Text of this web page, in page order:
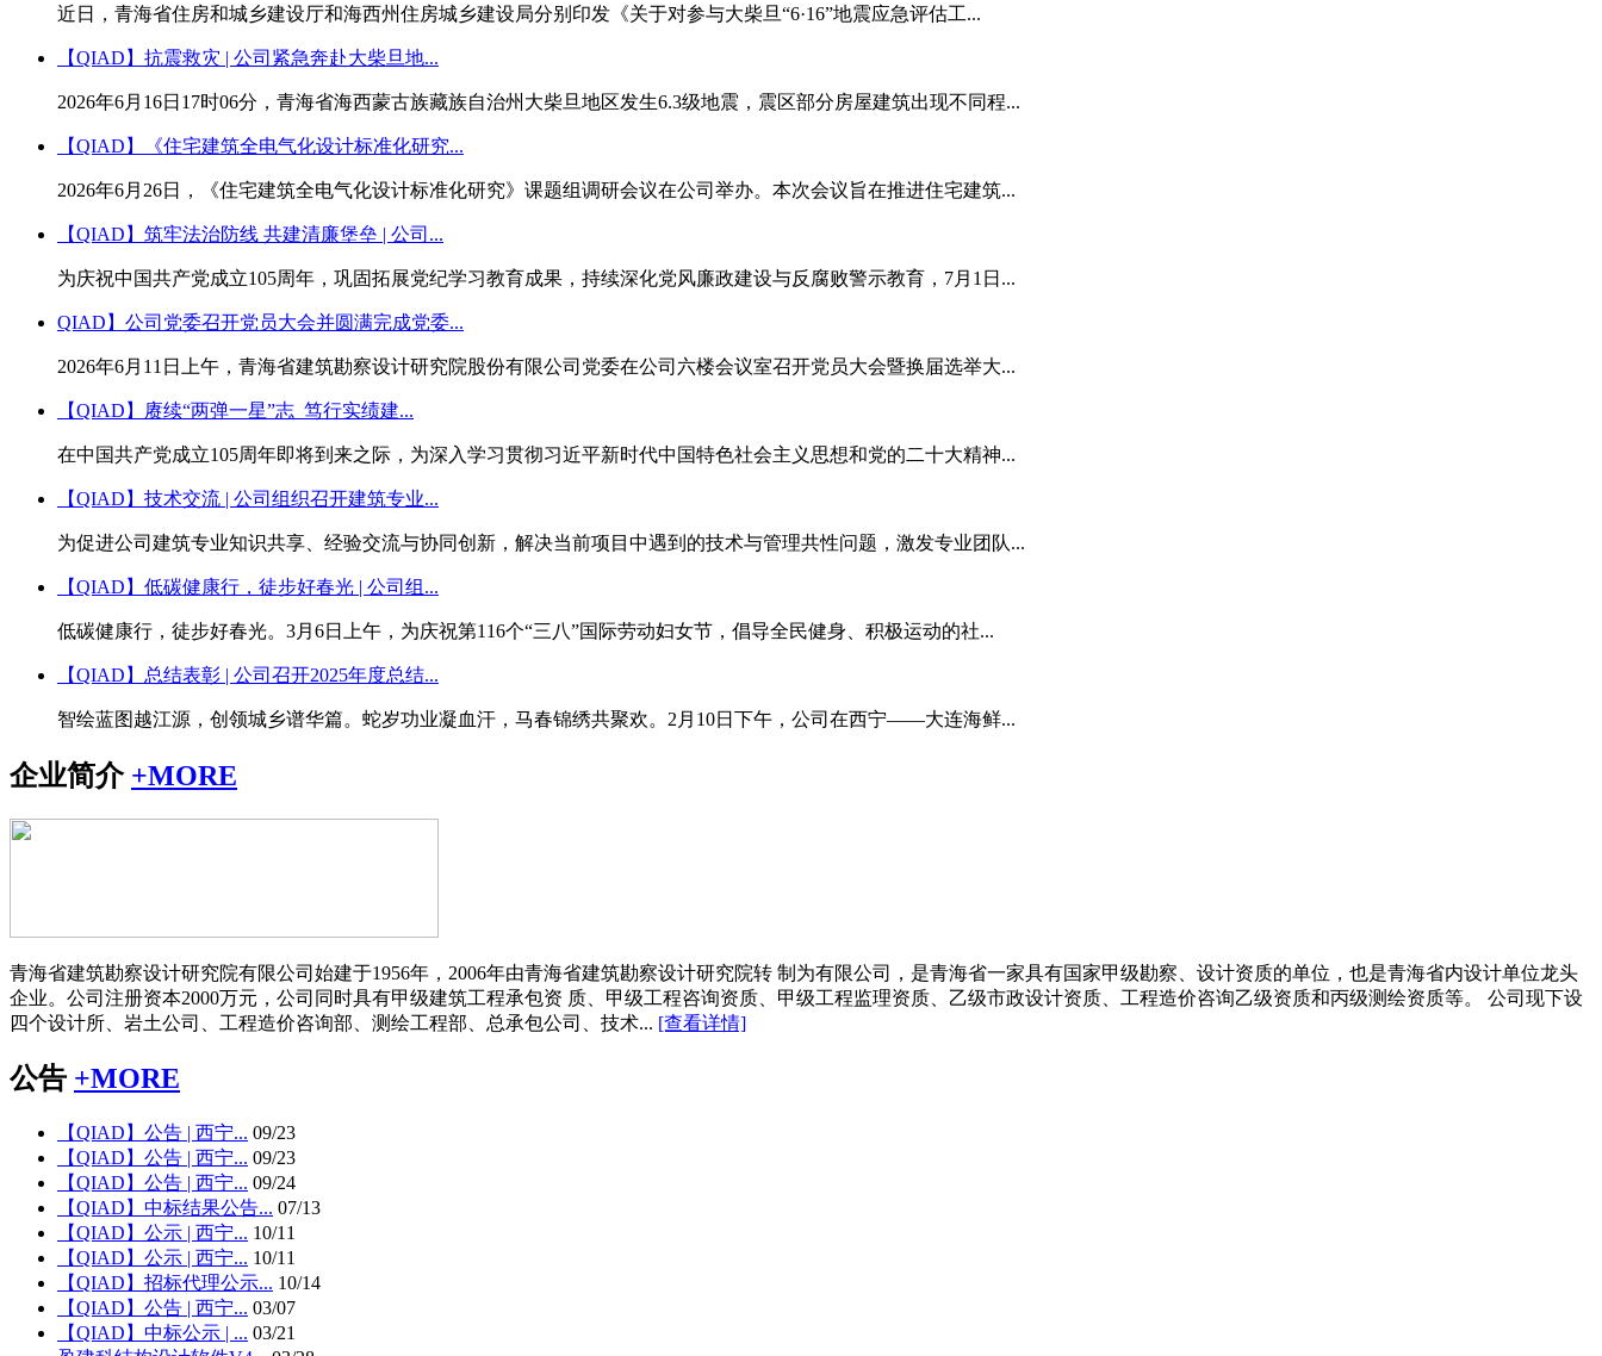
近日，青海省住房和城乡建设厅和海西州住房城乡建设局分别印发《关于对参与大柴旦“6·16”地震应急评估工...
【QIAD】抗震救灾 | 公司紧急奔赴大柴旦地...
2026年6月16日17时06分，青海省海西蒙古族藏族自治州大柴旦地区发生6.3级地震，震区部分房屋建筑出现不同程...
【QIAD】《住宅建筑全电气化设计标准化研究...
2026年6月26日，《住宅建筑全电气化设计标准化研究》课题组调研会议在公司举办。本次会议旨在推进住宅建筑...
【QIAD】筑牢法治防线 共建清廉堡垒 | 公司...
为庆祝中国共产党成立105周年，巩固拓展党纪学习教育成果，持续深化党风廉政建设与反腐败警示教育，7月1日...
QIAD】公司党委召开党员大会并圆满完成党委...
2026年6月11日上午，青海省建筑勘察设计研究院股份有限公司党委在公司六楼会议室召开党员大会暨换届选举大...
【QIAD】赓续“两弹一星”志 笃行实绩建...
在中国共产党成立105周年即将到来之际，为深入学习贯彻习近平新时代中国特色社会主义思想和党的二十大精神...
【QIAD】技术交流 | 公司组织召开建筑专业...
为促进公司建筑专业知识共享、经验交流与协同创新，解决当前项目中遇到的技术与管理共性问题，激发专业团队...
【QIAD】低碳健康行，徒步好春光 | 公司组...
低碳健康行，徒步好春光。3月6日上午，为庆祝第116个“三八”国际劳动妇女节，倡导全民健身、积极运动的社...
【QIAD】总结表彰 | 公司召开2025年度总结...
智绘蓝图越江源，创领城乡谱华篇。蛇岁功业凝血汗，马春锦绣共聚欢。2月10日下午，公司在西宁——大连海鲜...
企业简介 +MORE
青海省建筑勘察设计研究院有限公司始建于1956年，2006年由青海省建筑勘察设计研究院转 制为有限公司，是青海省一家具有国家甲级勘察、设计资质的单位，也是青海省内设计单位龙头
企业。公司注册资本2000万元，公司同时具有甲级建筑工程承包资 质、甲级工程咨询资质、甲级工程监理资质、乙级市政设计资质、工程造价咨询乙级资质和丙级测绘资质等。 公司现下设
四个设计所、岩土公司、工程造价咨询部、测绘工程部、总承包公司、技术... [查看详情]
公告 +MORE
【QIAD】公告 | 西宁... 09/23
【QIAD】公告 | 西宁... 09/23
【QIAD】公告 | 西宁... 09/24
【QIAD】中标结果公告... 07/13
【QIAD】公示 | 西宁... 10/11
【QIAD】公示 | 西宁... 10/11
【QIAD】招标代理公示... 10/14
【QIAD】公告 | 西宁... 03/07
【QIAD】中标公示 | ... 03/21